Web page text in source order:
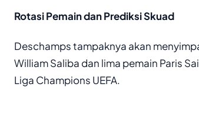
Rotasi Pemain dan Prediksi Skuad
Deschamps tampaknya akan
William Saliba dan lima pemain Paris
Liga Champions UEFA.